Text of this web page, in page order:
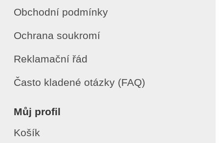
Obchodní podmínky
Ochrana soukromí
Reklamační řád
Často kladené otázky (FAQ)
Můj profil
Košík